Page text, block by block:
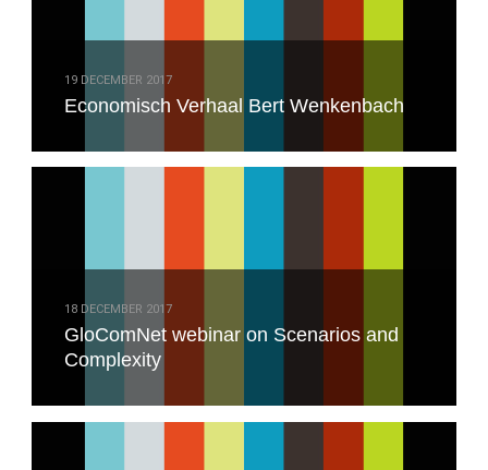
19 DECEMBER 2017
Economisch Verhaal Bert Wenkenbach
18 DECEMBER 2017
GloComNet webinar on Scenarios and
Complexity